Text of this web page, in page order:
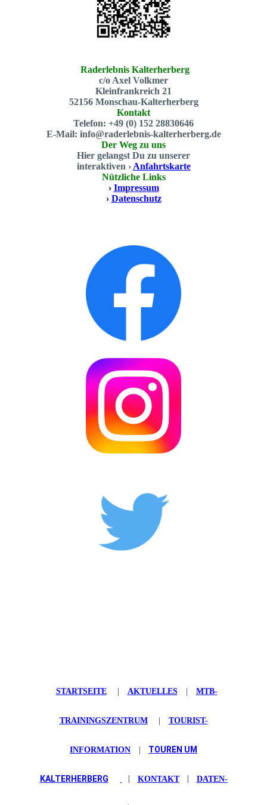
Raderlebnis Kalterherberg
c/o Axel Volkmer
Kleinfrankreich 21
52156 Monschau-Kalterherberg
Kontakt
Telefon: +49 (0) 152 28830646
E-Mail: info@raderlebnis-kalterherberg.de
Der Weg zu uns
Hier gelangst Du zu unserer
interaktiven › Anfahrtskarte
Nützliche Links
› Impressum
› Datenschutz
STARTSEITE AKTUELLES MTB-
TRAININGSZENTRUM TOURIST-
INFORMATION TOUREN UM
KALTERHERBERG KONTAKT DATEN­